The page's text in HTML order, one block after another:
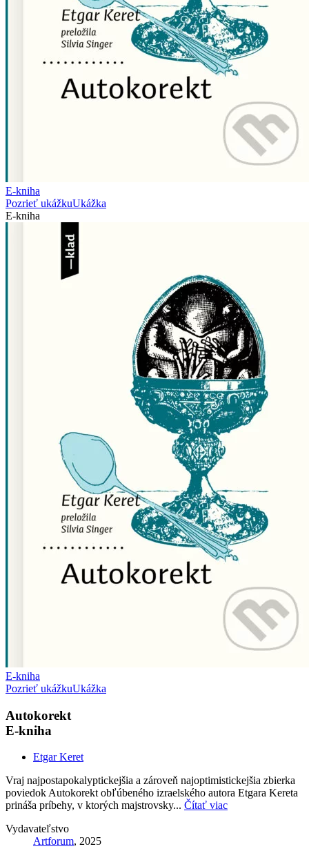
E-kniha
Pozrieť ukážkuUkážka
E-kniha
E-kniha
Pozrieť ukážkuUkážka
Autokorekt
E-kniha
Etgar Keret
Vraj najpostapokalyptickejšia a zároveň najoptimistickejšia zbierka
poviedok Autokorekt obľúbeného izraelského autora Etgara Kereta
prináša príbehy, v ktorých majstrovsky... Čítať viac
Vydavateľstvo
Artforum, 2025